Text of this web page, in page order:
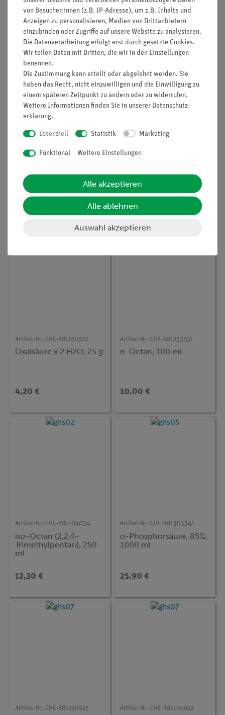
69,50 € 21,50 €
Artikel-Nr.:CHE-881220341
1000 g
29,90 €
Artikel-Nr.:
27,30 €
Artikel-Nr.:CHE-881220322
Oxalsäure x 2 H2O, 25 g
4,20 €
Artikel-Nr.:CHE-881233931
n-Octan, 100 ml
10,00 €
Artikel-Nr.:CHE-881104034
iso-Octan (2,2,4-
Trimethylpentan), 250
ml
12,30 €
Artikel-Nr.:CHE-881303341
o-Phosphorsäure, 85%,
1000 ml
25,90 €
Artikel-Nr.:CHE-881230523 Artikel-Nr.:CHE-881104622
von Besucher:innen (z.B. IP-Adresse), um z.B. Inhalte und
Anzeigen zu personalisieren, Medien von Drittanbietern
einzubinden oder Zugriffe auf unsere Website zu analysieren.
Die Datenverarbeitung erfolgt erst durch gesetzte Cookies.
Wir teilen Daten mit Dritten, die wir in den Einstellungen
benennen.
Die Zustimmung kann erteilt oder abgelehnt werden. Sie
haben das Recht, nicht einzuwilligen und die Einwilligung zu
einem späteren Zeitpunkt zu ändern oder zu widerrufen.
Weitere Informationen finden Sie in unserer Daten­schutz­
erklärung.
Essenziell Statistik Marketing
Funktional Weitere Einstellungen
Alle akzeptieren
Alle ablehnen
Auswahl akzeptieren